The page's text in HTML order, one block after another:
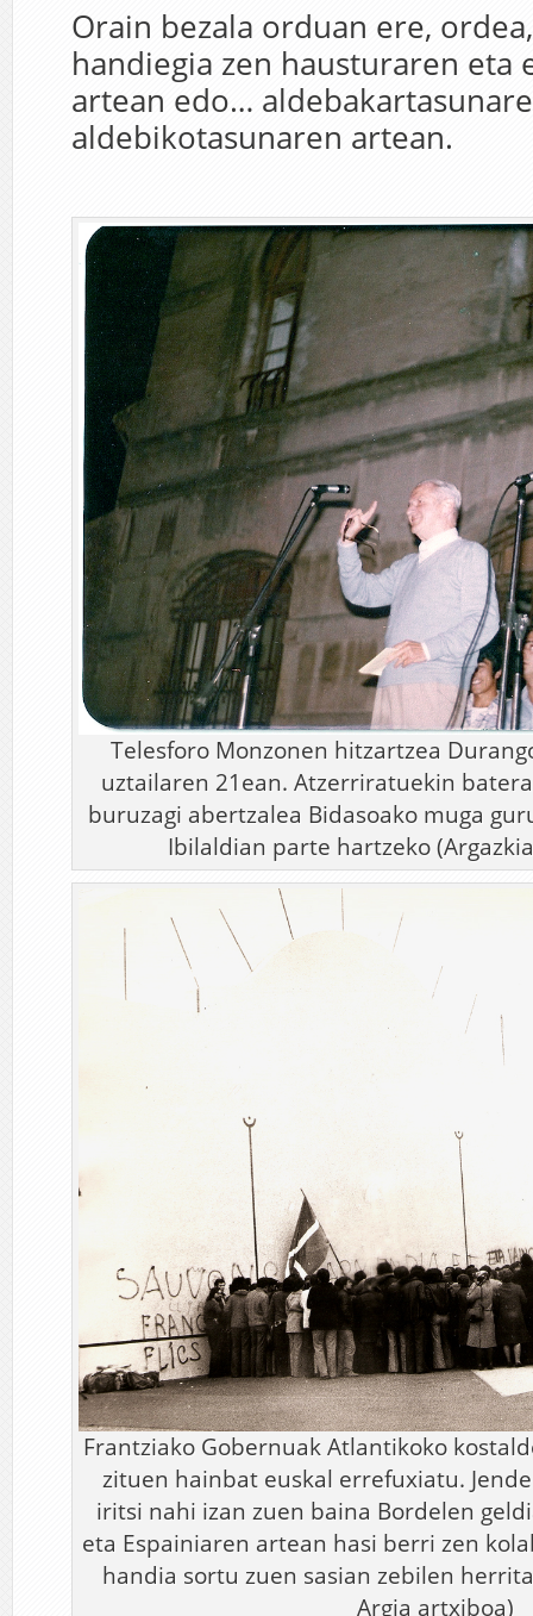
Orain bezala orduan ere,
handiegia zen hausturaren eta
artean edo…
aldebikotasunaren artean.
Telesforo Monzonen hitzartzea
uztailaren 21ean. Atzerriratuekin
buruzagi abertzalea Bidasoako muga
Ibilaldian parte hartzeko
Frantziako Gobernuak Atlantikoko
zituen hainbat euskal errefuxiatu.
iritsi nahi izan zuen baina Bordelen
eta Espainiaren artean hasi berri zen
handia sortu zuen sasian zebilen
Argia artxiboa)